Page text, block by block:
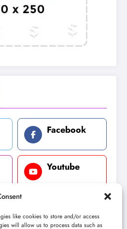
like cookies to store and/or access
will allow us to process data such as
Facebook
Youtube